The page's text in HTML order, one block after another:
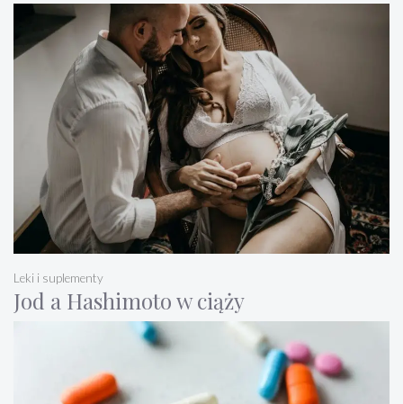
Jod a Hashimoto w ciąży
Leki i suplementy